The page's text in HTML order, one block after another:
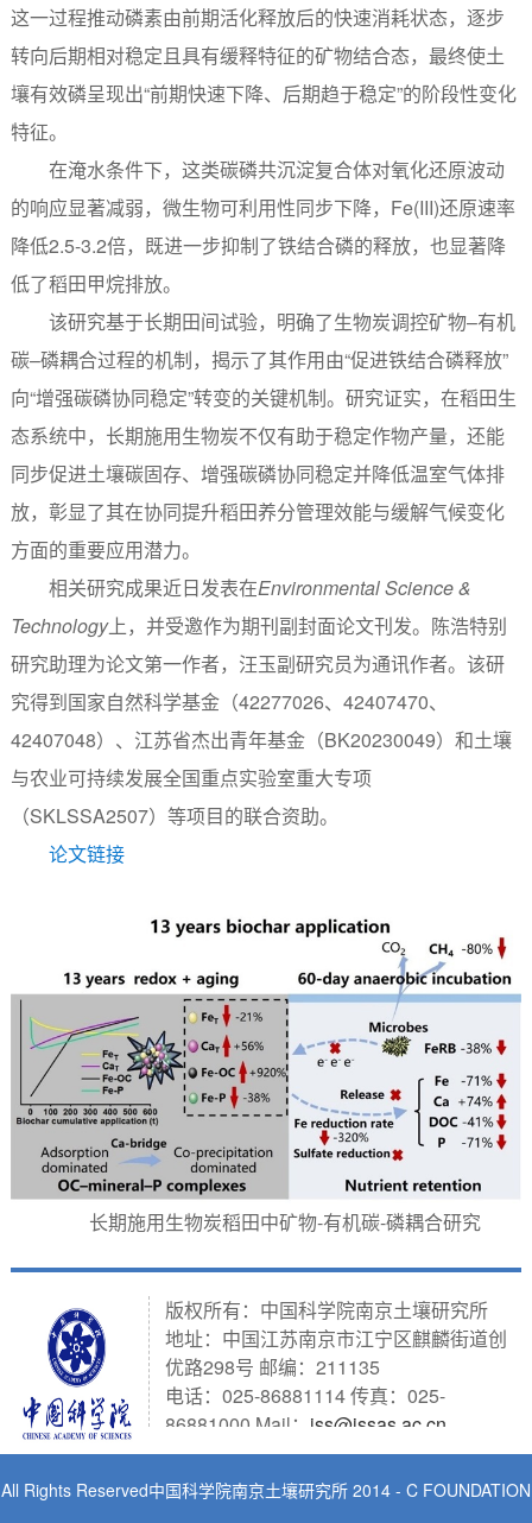
这一过程推动磷素由前期活化释放后的快速消耗状态，逐步
转向后期相对稳定且具有缓释特征的矿物结合态，最终使土
壤有效磷呈现出“前期快速下降、后期趋于稳定”的阶段性变化
特征。
在淹水条件下，这类碳磷共沉淀复合体对氧化还原波动
的响应显著减弱，微生物可利用性同步下降，Fe(III)还原速率
降低2.5-3.2倍，既进一步抑制了铁结合磷的释放，也显著降
低了稻田甲烷排放。
该研究基于长期田间试验，明确了生物炭调控矿物–有机
碳–磷耦合过程的机制，揭示了其作用由“促进铁结合磷释放”
向“增强碳磷协同稳定”转变的关键机制。研究证实，在稻田生
态系统中，长期施用生物炭不仅有助于稳定作物产量，还能
同步促进土壤碳固存、增强碳磷协同稳定并降低温室气体排
放，彰显了其在协同提升稻田养分管理效能与缓解气候变化
方面的重要应用潜力。
相关研究成果近日发表在Environmental Science &
Technology上，并受邀作为期刊副封面论文刊发。陈浩特别
研究助理为论文第一作者，汪玉副研究员为通讯作者。该研
究得到国家自然科学基金（42277026、42407470、
42407048）、江苏省杰出青年基金（BK20230049）和土壤
与农业可持续发展全国重点实验室重大专项
（SKLSSA2507）等项目的联合资助。
论文链接
长期施用生物炭稻田中矿物-有机碳-磷耦合研究
版权所有：中国科学院南京土壤研究所
地址：中国江苏南京市江宁区麒麟街道创
优路298号 邮编：211135
电话：025-86881114 传真：025-
86881000 Mail： iss@issas.ac.cn
All Rights Reserved中国科学院南京土壤研究所 2014 - C FOUNDATION